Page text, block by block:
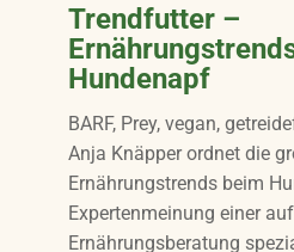
Trendfutter –
Hundenapf
BARF, Prey, vegan,
Anja Knäpper ordnet die
Ernährungstrends beim
Expertenmeinung einer auf
Ernährungsberatung